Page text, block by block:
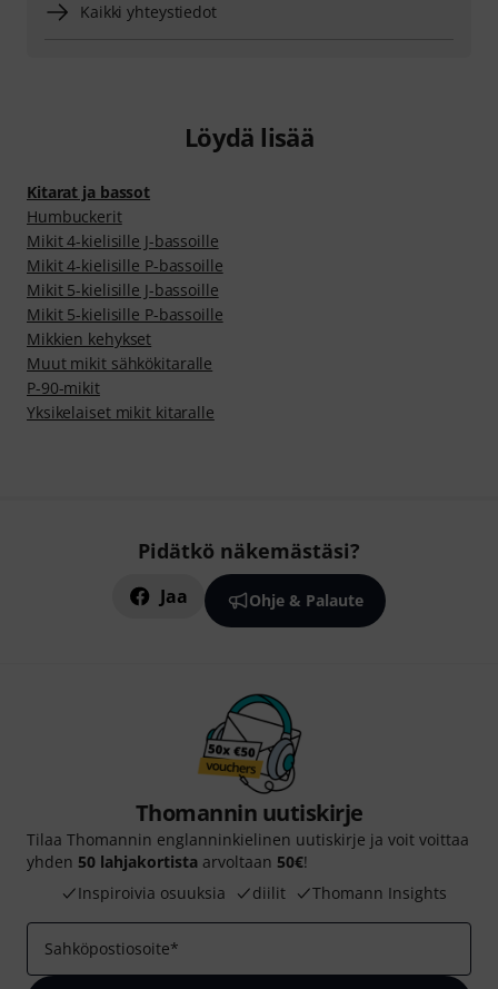
Kaikki yhteystiedot
Löydä lisää
Kitarat ja bassot
Humbuckerit
Mikit 4-kielisille J-bassoille
Mikit 4-kielisille P-bassoille
Mikit 5-kielisille J-bassoille
Mikit 5-kielisille P-bassoille
Mikkien kehykset
Muut mikit sähkökitaralle
P-90-mikit
Yksikelaiset mikit kitaralle
Pidätkö näkemästäsi?
Jaa Ohje & Palaute
Thomannin uutiskirje
Tilaa Thomannin englanninkielinen uutiskirje ja voit voittaa
yhden 50 lahjakortista arvoltaan 50€!
Inspiroivia osuuksia
diilit Thomann Insights
Sahköpostiosoite*